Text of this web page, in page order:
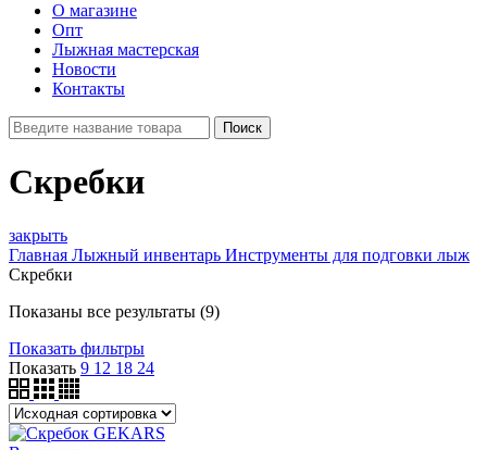
О магазине
Опт
Лыжная мастерская
Новости
Контакты
Поиск
Скребки
закрыть
Главная Лыжный инвентарь Инструменты для подговки лыж
Скребки
Показаны все результаты (9)
Показать фильтры
Показать 9 12 18 24